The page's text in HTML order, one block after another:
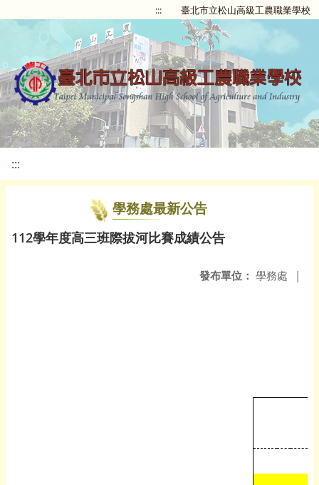
::: 臺北市立松山高級工農職業學校
:::
學務處最新公告
112學年度高三班際拔河比賽成績公告
發布單位： 學務處 |